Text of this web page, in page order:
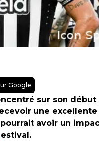
Google
sur son début
une excellente
avoir un
estival.